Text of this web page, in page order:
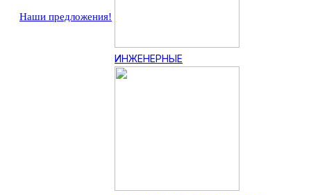
Наши предложения!
ИНЖЕНЕРНЫЕ